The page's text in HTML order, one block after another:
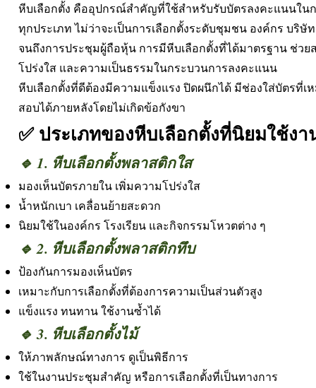
หีบเลือกตั้ง คืออุปกรณ์สำคัญที่ใช้สำหรับรับบัตรลงคะแนนใน
ทุกประเภท ไม่ว่าจะเป็นการเลือกตั้งระดับชุมชน องค์กร บริษั
จนถึงการประชุมผู้ถือหุ้น การมีหีบเลือกตั้งที่ได้มาตรฐาน ช่วย
โปร่งใส และความเป็นธรรมในกระบวนการลงคะแนน
หีบเลือกตั้งที่ดีต้องมีความแข็งแรง ปิดผนึกได้ มีช่องใส่บัตรที่เ
สอบได้ภายหลังโดยไม่เกิดข้อกังขา
✅ ประเภทของหีบเลือกตั้งที่นิยมใช้งา
🔹 1. หีบเลือกตั้งพลาสติกใส
มองเห็นบัตรภายใน เพิ่มความโปร่งใส
น้ำหนักเบา เคลื่อนย้ายสะดวก
นิยมใช้ในองค์กร โรงเรียน และกิจกรรมโหวตต่าง ๆ
🔹 2. หีบเลือกตั้งพลาสติกทึบ
ป้องกันการมองเห็นบัตร
เหมาะกับการเลือกตั้งที่ต้องการความเป็นส่วนตัวสูง
แข็งแรง ทนทาน ใช้งานซ้ำได้
🔹 3. หีบเลือกตั้งไม้
ให้ภาพลักษณ์ทางการ ดูเป็นพิธีการ
ใช้ในงานประชุมสำคัญ หรือการเลือกตั้งที่เป็นทางการ